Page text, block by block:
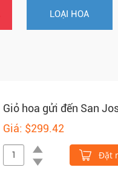
LOẠI HOA
Giỏ hoa gửi đến San
Giá: $299.42
Đặt